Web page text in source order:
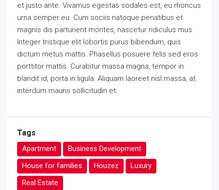
et justo ante. Vivamus egestas sodales est, eu rhoncus
urna semper eu. Cum sociis natoque penatibus et
magnis dis parturient montes, nascetur ridiculus mus.
Integer tristique elit lobortis purus bibendum, quis
dictum metus mattis. Phasellus posuere felis sed eros
porttitor mattis. Curabitur massa magna, tempor in
blandit id, porta in ligula. Aliquam laoreet nisl massa, at
interdum mauris sollicitudin et.
Tags
Apartment
Business Development
House for families
Houzez
Luxury
Real Estate